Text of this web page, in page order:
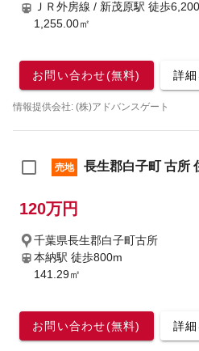
ＪＲ外房線 / 新茂原駅 徒歩
1,255.00㎡
お問い合わせ(無料) 詳
情報提供会社: (株)アドバンスゲート
売地 長生郡白子町 古所
120万円
千葉県長生郡白子町古所
本納駅 徒歩800m
141.29㎡
お問い合わせ(無料) 詳